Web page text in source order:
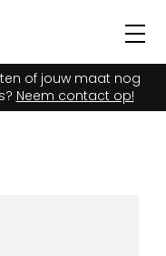
of jouw maat nog
Neem contact op!